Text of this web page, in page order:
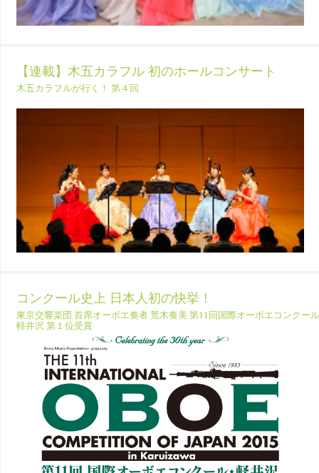
【連載】木五カラフル 初のホールコンサート
木五カラフルが行く！ 第４回
コンクール史上 日本人初の快挙！
東京交響楽団 首席オーボエ奏者 荒木奏美 第11回国際オーボエコンクー
軽井沢 第１位受賞